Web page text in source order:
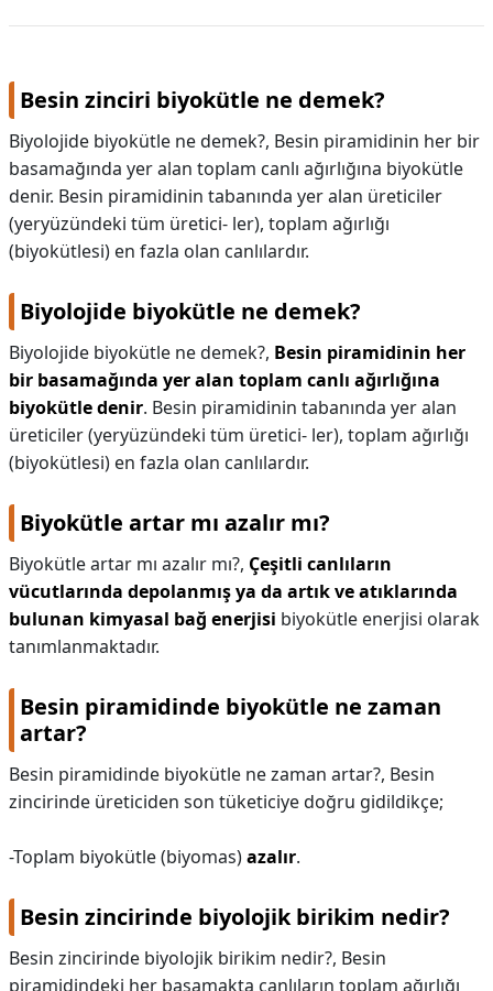
Besin zinciri biyokütle ne demek?
Biyolojide biyokütle ne demek?, Besin piramidinin her bir
basamağında yer alan toplam canlı ağırlığına biyokütle
denir. Besin piramidinin tabanında yer alan üreticiler
(yeryüzündeki tüm üretici- ler), toplam ağırlığı
(biyokütlesi) en fazla olan canlılardır.
Biyolojide biyokütle ne demek?
Biyolojide biyokütle ne demek?, Besin piramidinin her
bir basamağında yer alan toplam canlı ağırlığına
biyokütle denir. Besin piramidinin tabanında yer alan
üreticiler (yeryüzündeki tüm üretici- ler), toplam ağırlığı
(biyokütlesi) en fazla olan canlılardır.
Biyokütle artar mı azalır mı?
Biyokütle artar mı azalır mı?, Çeşitli canlıların
vücutlarında depolanmış ya da artık ve atıklarında
bulunan kimyasal bağ enerjisi biyokütle enerjisi olarak
tanımlanmaktadır.
Besin piramidinde biyokütle ne zaman
artar?
Besin piramidinde biyokütle ne zaman artar?, Besin
zincirinde üreticiden son tüketiciye doğru gidildikçe;
-Toplam biyokütle (biyomas)azalır.
Besin zincirinde biyolojik birikim nedir?
Besin zincirinde biyolojik birikim nedir?, Besin
piramidindeki her basamakta canlıların toplam ağırlığı